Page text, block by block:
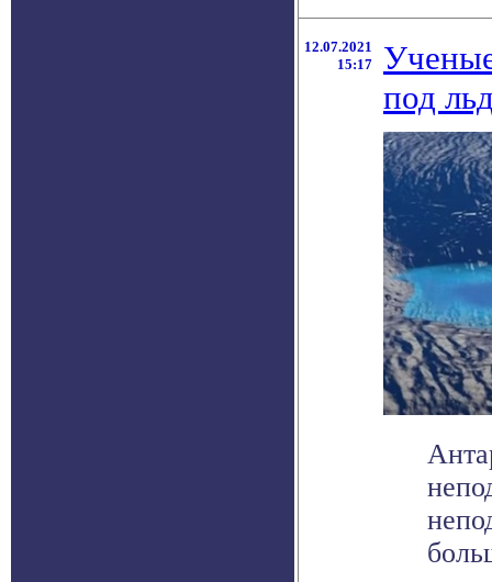
12.07.2021
15:17
под